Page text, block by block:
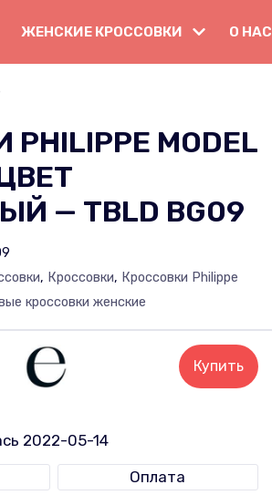
ЖЕНСКИЕ КРОССОВКИ О НАС
MODEL
— TBLD BG09
, Кроссовки, Кроссовки Philippe
кроссовки женские
Купить
2022-05-14
Оплата